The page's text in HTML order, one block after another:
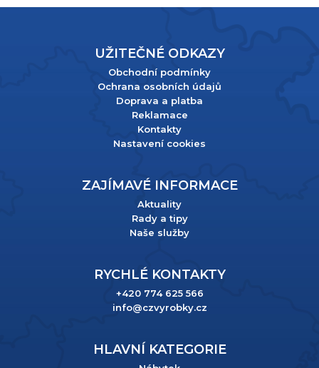
UŽITEČNÉ ODKAZY
Obchodní podmínky
Ochrana osobních údajů
Doprava a platba
Reklamace
Kontakty
Nastavení cookies
ZAJÍMAVÉ INFORMACE
Aktuality
Rady a tipy
Naše služby
RYCHLÉ KONTAKTY
+420 774 625 566
info@czvyrobky.cz
HLAVNÍ KATEGORIE